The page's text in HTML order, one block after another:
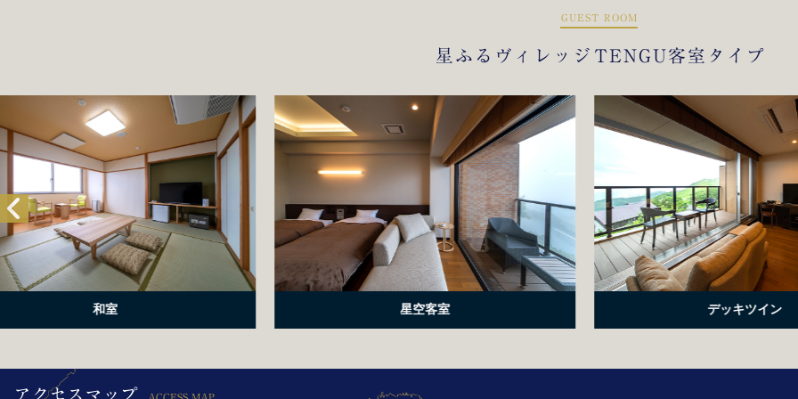
GUEST ROOM
星ふるヴィレッジ TENGU客室タイプ
アクセスマップ ACCESS MAP